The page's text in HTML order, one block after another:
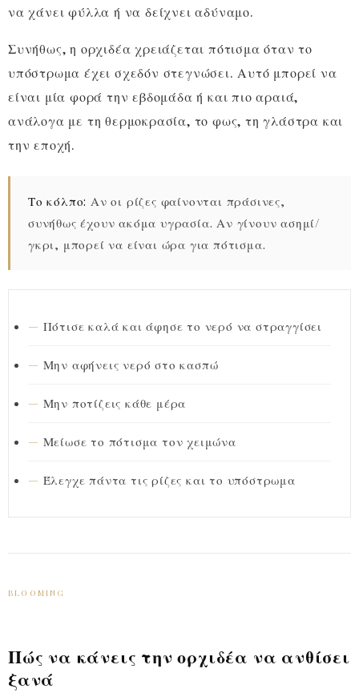
να χάνει φύλλα ή να δείχνει αδύναμο.
Συνήθως, η ορχιδέα χρειάζεται πότισμα όταν το
υπόστρωμα έχει σχεδόν στεγνώσει. Αυτό μπορεί να
είναι μία φορά την εβδομάδα ή και πιο αραιά,
ανάλογα με τη θερμοκρασία, το φως, τη γλάστρα και
την εποχή.
Το κόλπο: Αν οι ρίζες φαίνονται πράσινες,
συνήθως έχουν ακόμα υγρασία. Αν γίνουν ασημί/
γκρι, μπορεί να είναι ώρα για πότισμα.
Πότισε καλά και άφησε το νερό να στραγγίσει
Μην αφήνεις νερό στο κασπώ
Μην ποτίζεις κάθε μέρα
Μείωσε το πότισμα τον χειμώνα
Έλεγχε πάντα τις ρίζες και το υπόστρωμα
BLOOMING
Πώς να κάνεις την ορχιδέα να ανθίσει
ξανά